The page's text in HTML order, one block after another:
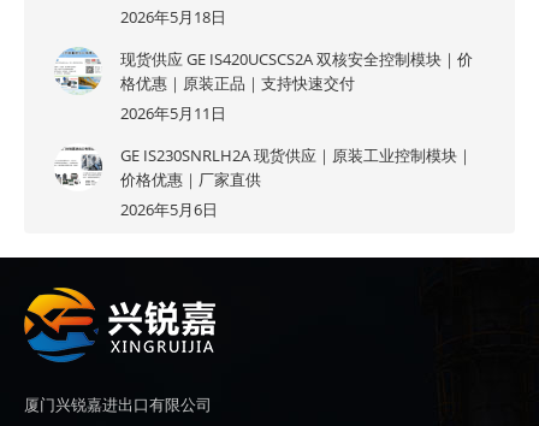
2026年5月18日
现货供应 GE IS420UCSCS2A 双核安全控制模块｜价
格优惠｜原装正品｜支持快速交付
2026年5月11日
GE IS230SNRLH2A 现货供应｜原装工业控制模块｜
价格优惠｜厂家直供
2026年5月6日
厦门兴锐嘉进出口有限公司